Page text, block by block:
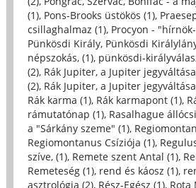
(1), Pons-Brooks üstökös (1),
csillaghalmaz (1), Procyon -
Pünkösdi Király, Pünkösdi
népszokás, (1), pünkösdi-
(2), Rák Jupiter, a Jupiter
(2), Rák Jupiter, a Jupiter
Rák karma (1), Rák karmapont (1),
rámutatónap (1), Rasalhague
a "Sárkány szeme" (1),
Regiomontanus Csíziója (1),
szíve, (1), Remete szent Antal (1),
Remeteség (1), rend és káosz (1),
asztrológia (2), Rész-Egész (1), Rota